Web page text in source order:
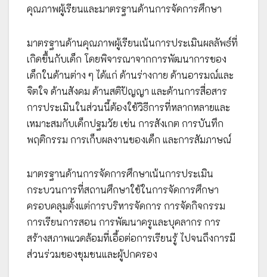
คุณภาพผู้เรียนและมาตรฐานด้านการจัดการศึกษา
มาตรฐานด้านคุณภาพผู้เรียนเน้นการประเมินผลลัพธ์ที่
เกิดขึ้นกับเด็ก โดยพิจารณาจากการพัฒนาการของ
เด็กในด้านต่าง ๆ ได้แก่ ด้านร่างกาย ด้านอารมณ์และ
จิตใจ ด้านสังคม ด้านสติปัญญา และด้านการสื่อสาร
การประเมินในส่วนนี้ต้องใช้วิธีการที่หลากหลายและ
เหมาะสมกับเด็กปฐมวัย เช่น การสังเกต การบันทึก
พฤติกรรม การเก็บผลงานของเด็ก และการสัมภาษณ์
มาตรฐานด้านการจัดการศึกษาเน้นการประเมิน
กระบวนการที่สถานศึกษาใช้ในการจัดการศึกษา
ครอบคลุมตั้งแต่การบริหารจัดการ การจัดกิจกรรม
การเรียนการสอน การพัฒนาครูและบุคลากร การ
สร้างสภาพแวดล้อมที่เอื้อต่อการเรียนรู้ ไปจนถึงการมี
ส่วนร่วมของชุมชนและผู้ปกครอง